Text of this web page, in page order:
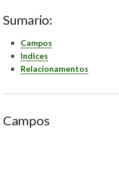
Sumario:
Campos
Indices
Relacionamentos
Campos